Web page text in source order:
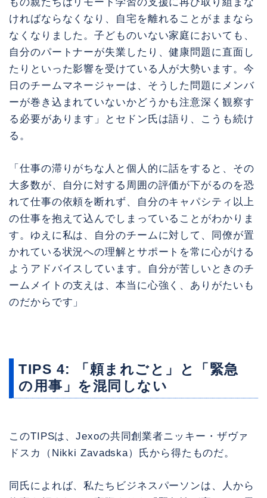
ければならなくなり、自宅を離れることがままなら
なくなりました。子どものいない家庭においても、
自分のパートナーが失業したり、健康問題に直面し
たりといった影響を受けている人が大勢います。今
日のチームマネージャーは、そうした問題にメンバ
ーが巻き込まれていないかどうかも注意深く観察す
る必要があります」とセドン氏は語り、こうも続け
る。
「仕事の滞りがちな人と個人的に話をすると、その
大多数が、自分に対する周囲の評価が下がるのを恐
れて仕事の依頼を断れず、自分のキャパシティ以上
の仕事を抱えて込んでしまっていることがわかりま
す。ゆえに私は、自分のチームに対して、同僚が置
かれている状況への理解とサポートを常に心がける
ようアドバイスしています。自分が苦しいときのチ
ームメイトの支えは、本当に心強く、ありがたいも
のだからです」
TIPS 4: 「頼まれごと」と「緊急
の用事」を混同しない
このTIPSは、Jexoの共同創業者ニッキー・ザヴァ
ドスカ（Nikki Zavadska）氏から得たものだ。
同氏によれば、私たちビジネスパーソンは、人から